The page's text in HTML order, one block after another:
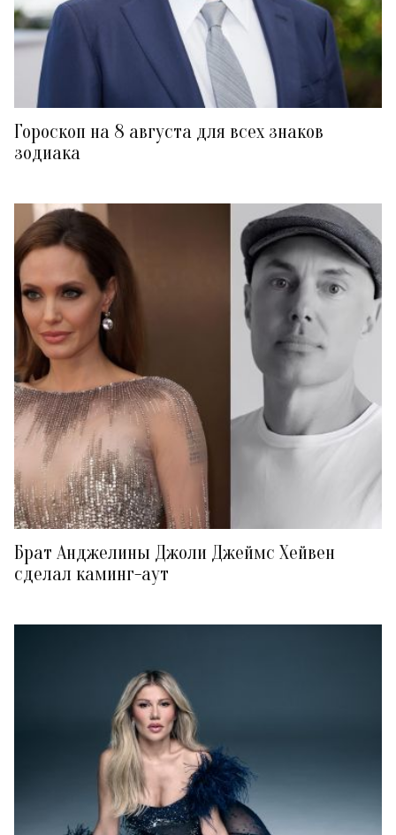
Гороскоп на 8 августа для всех знаков
зодиака
Брат Анджелины Джоли Джеймс Хейвен
сделал каминг-аут